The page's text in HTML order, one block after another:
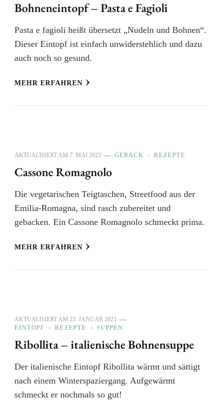
Bohneneintopf – Pasta e Fagioli
Pasta e fagioli heißt übersetzt „Nudeln und Bohnen“.
Dieser Eintopf ist einfach unwiderstehlich und dazu
auch noch so gesund.
MEHR ERFAHREN
AKTUALISIERT AM 7. MAI 2023 GEBÄCK REZEPTE
Cassone Romagnolo
Die vegetarischen Teigtaschen, Streetfood aus der
Emilia-Romagna, sind rasch zubereitet und
gebacken. Ein Cassone Romagnolo schmeckt prima.
MEHR ERFAHREN
AKTUALISIERT AM 23. JANUAR 2023
EINTOPF
REZEPTE SUPPEN
Ribollita – italienische Bohnensuppe
Der italienische Eintopf Ribollita wärmt und sättigt
nach einem Winterspaziergang. Aufgewärmt
schmeckt er nochmals so gut!